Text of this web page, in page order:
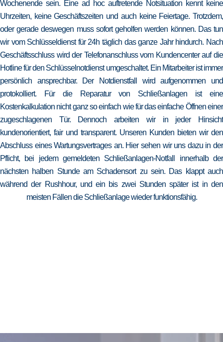
Wochenende sein. Eine ad hoc auftretende Notsituation kennt keine
Uhrzeiten, keine Geschäftszeiten und auch keine Feiertage. Trotzdem,
oder gerade deswegen muss sofort geholfen werden können. Das tun
wir vom Schlüsseldienst für 24h täglich das ganze Jahr hindurch. Nach
Geschäftsschluss wird der Telefonanschluss vom Kundencenter auf die
Hotline für den Schlüsselnotdienst umgeschaltet. Ein Mitarbeiter ist immer
persönlich ansprechbar. Der Notdienstfall wird aufgenommen und
protokolliert. Für die Reparatur von Schließanlagen ist eine
Kostenkalkulation nicht ganz so einfach wie für das einfache Öffnen einer
zugeschlagenen Tür. Dennoch arbeiten wir in jeder Hinsicht
kundenorientiert, fair und transparent. Unseren Kunden bieten wir den
Abschluss eines Wartungsvertrages an. Hier sehen wir uns dazu in der
Pflicht, bei jedem gemeldeten Schließanlagen-Notfall innerhalb der
nächsten halben Stunde am Schadensort zu sein. Das klappt auch
während der Rushhour, und ein bis zwei Stunden später ist in den
meisten Fällen die Schließanlage wieder funktionsfähig.